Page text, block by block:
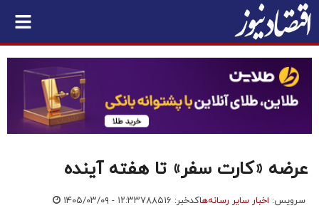
عرضه «کارت سفر» تا هفته آینده
سرویس: اخبار سایر رسانه‌هاکدخبر: ۷۸۸۵۱۶ ۱۴۰۵/۰۳/۰۹ - ۱۲:۳۳